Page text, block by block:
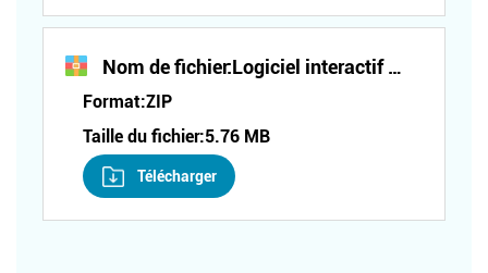
Nom de fichier:Logiciel interactif de réglage de feuille tactile (série XT)
Format:ZIP
Taille du fichier:5.76 MB
Télécharger